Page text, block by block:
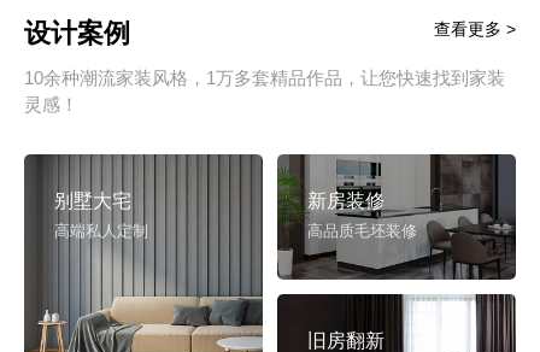
设计案例
10余种潮流家装风格，1万多套精品作品，让您快速找到家装
灵感！
查看更多 >
别墅大宅
高端私人定制
新房装修
高品质毛坯装修
旧房翻新